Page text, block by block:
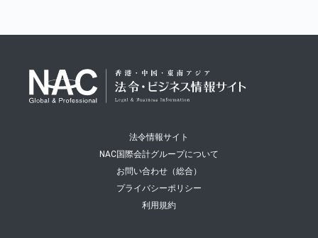
法令情報サイト
NAC国際会計グループについて
お問い合わせ（総合）
プライバシーポリシー
利用規約